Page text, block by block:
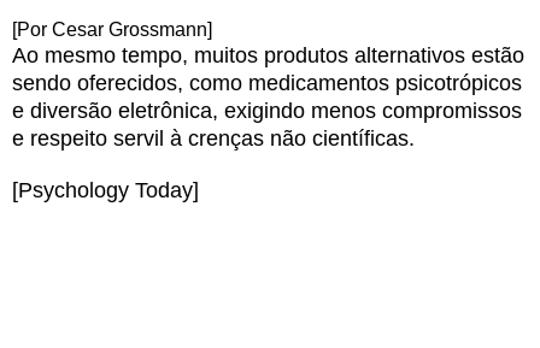
[Por Cesar Grossmann]
Ao mesmo tempo, muitos produtos alternativos estão
sendo oferecidos, como medicamentos psicotrópicos
e diversão eletrônica, exigindo menos compromissos
e respeito servil à crenças não científicas.
[Psychology Today]